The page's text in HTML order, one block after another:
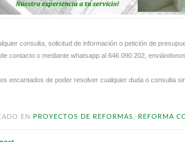
consulta, solicitud de información o petición de
contacto o mediante whatsapp al 646 090 202,
encantados de poder resolver cualquier duda o consulta
EN PROYECTOS DE REFORMAS REFORMA